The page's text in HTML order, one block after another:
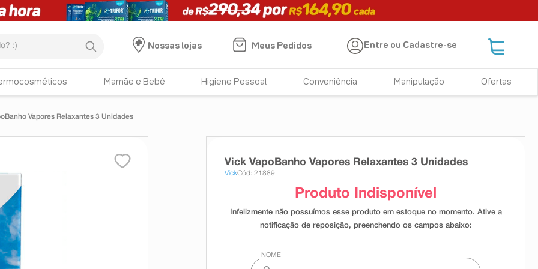
Nossas lojas
Meus Pedidos Entre ou Cadastre-se
Mamãe e Bebê Higiene Pessoal Conveniência Manipulação Ofertas
Vapores Relaxantes 3 Unidades
Vick VapoBanho Vapores Relaxantes 3 Unidades
VickCód: 21889